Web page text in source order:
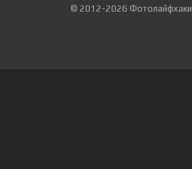
© 2012-2026 Фотолайфхаки